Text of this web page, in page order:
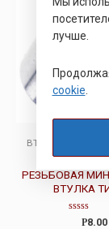
ВТУЛКА
РЕЗЬБОВАЯ
ВТУЛКА
Оценка
Р8.00
лучше.
cookie